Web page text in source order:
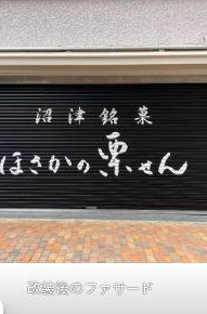
改装後のファサード